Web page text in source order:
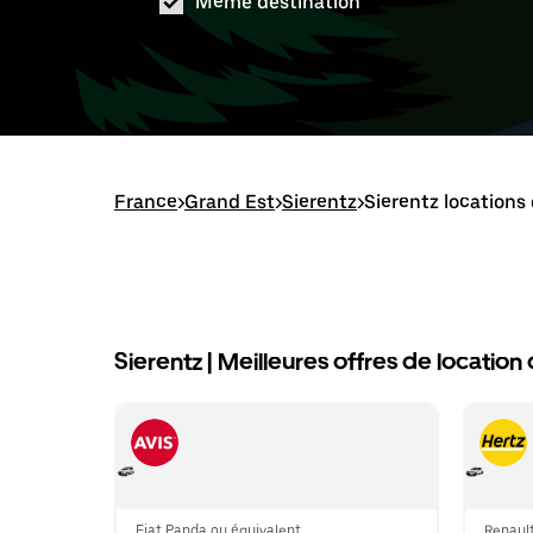
France>Grand Est>Sierentz>Sierentz locations
Sierentz | Meilleures offres de location